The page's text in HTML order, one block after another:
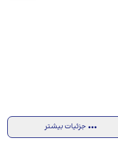
جزئیات بیشتر